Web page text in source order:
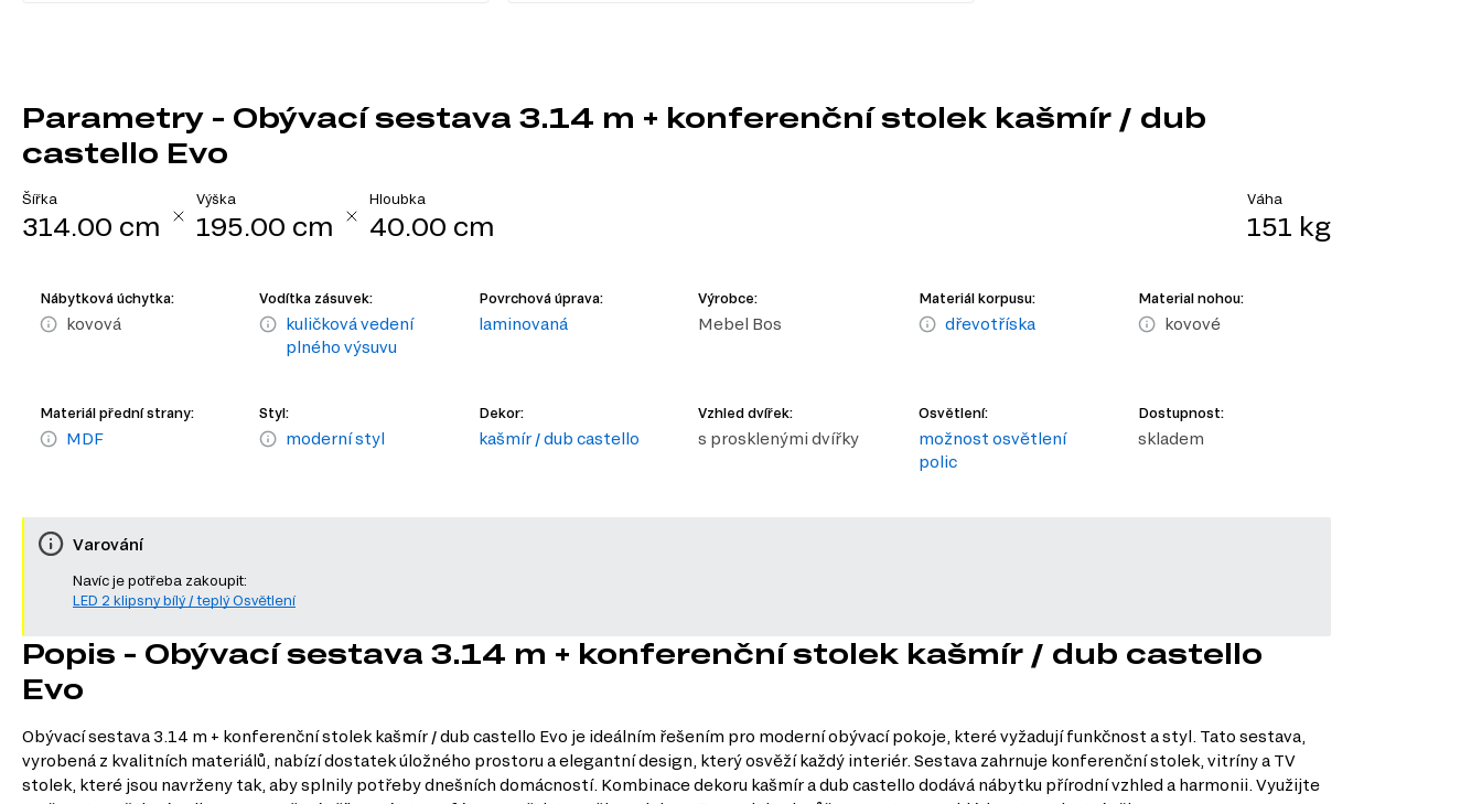
Parametry - Obývací sestava 3.14 m + konferenční stolek kašmír / dub
castello Evo
Šířka
314.00 cm
Výška
195.00 cm
Hloubka
40.00 cm
Váha
151 kg
Nábytková úchytka:
kovová
Vodítka zásuvek:
kuličková vedení
plného výsuvu
Povrchová úprava:
laminovaná
Výrobce:
Mebel Bos
Materiál korpusu:
dřevotříska
Material nohou:
kovové
Materiál přední strany:
MDF
Styl:
moderní styl
Dekor:
kašmír / dub castello
Vzhled dvířek:
s prosklenými dvířky
Osvětlení:
možnost osvětlení
polic
Dostupnost:
skladem
Varování
Navíc je potřeba zakoupit:
LED 2 klipsny bílý / teplý Osvětlení
Popis - Obývací sestava 3.14 m + konferenční stolek kašmír / dub castello
Evo
Obývací sestava 3.14 m + konferenční stolek kašmír / dub castello Evo je ideálním řešením pro moderní obývací pokoje, které vyžadují funkčnost a styl. Tato sestava,
vyrobená z kvalitních materiálů, nabízí dostatek úložného prostoru a elegantní design, který osvěží každý interiér. Sestava zahrnuje konferenční stolek, vitríny a TV
stolek, které jsou navrženy tak, aby splnily potřeby dnešních domácností. Kombinace dekoru kašmír a dub castello dodává nábytku přírodní vzhled a harmonii. Využijte